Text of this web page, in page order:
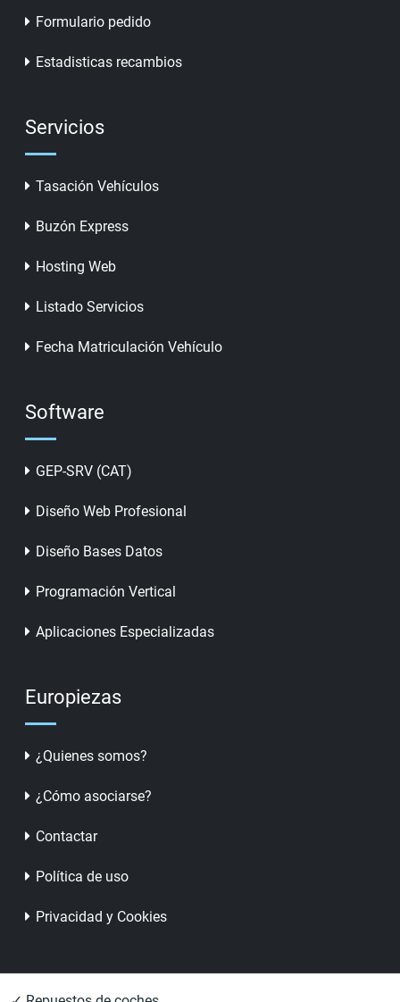
Formulario pedido
Estadisticas recambios
Servicios
Tasación Vehículos
Buzón Express
Hosting Web
Listado Servicios
Fecha Matriculación Vehículo
Software
GEP-SRV (CAT)
Diseño Web Profesional
Diseño Bases Datos
Programación Vertical
Aplicaciones Especializadas
Europiezas
¿Quienes somos?
¿Cómo asociarse?
Contactar
Política de uso
Privacidad y Cookies